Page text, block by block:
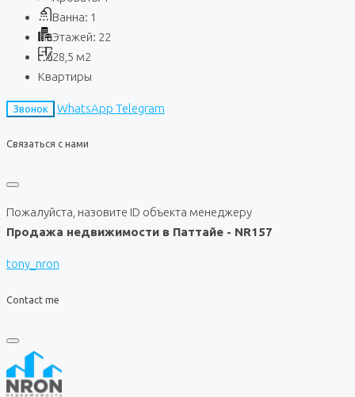
Ванна: 1
Этажей: 22
28,5 м2
Квартиры
Звонок WhatsApp Telegram
Связаться с нами
Пожалуйста, назовите ID объекта менеджеру
Продажа недвижимости в Паттайе - NR157
tony_nron
Contact me